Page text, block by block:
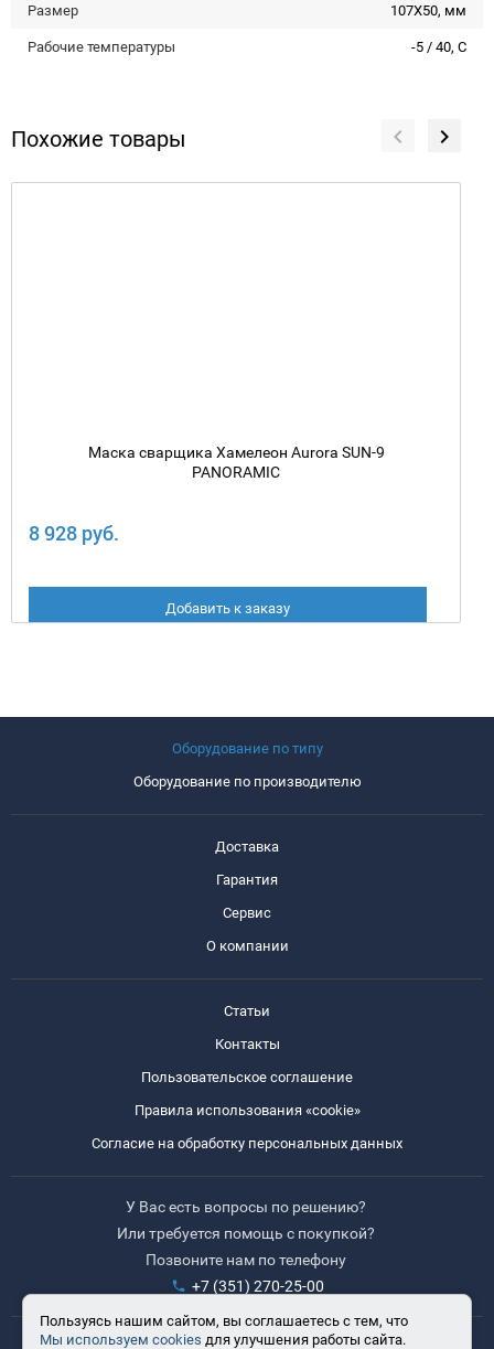
Размер 107Х50, мм
Рабочие температуры -5 / 40, С
Похожие товары
Маска сварщика Хамелеон Aurora SUN-9
PANORAMIC
8 928 руб.
Добавить к заказу
Оборудование по типу
Оборудование по производителю
Доставка
Гарантия
Сервис
О компании
Статьи
Контакты
Пользовательское соглашение
Правила использования «cookie»
Согласие на обработку персональных данных
У Вас есть вопросы по решению?
Или требуется помощь с покупкой?
Позвоните нам по телефону
+7 (351) 270-25-00
Время работы: 8:30-17:30
Пользуясь нашим сайтом, вы соглашаетесь с тем, что
Мы используем cookies для улучшения работы сайта.